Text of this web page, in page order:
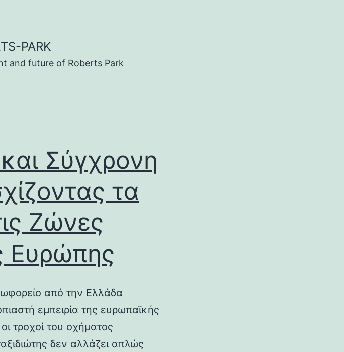
PARK
and future of Roberts Park
Σύγχρονη
τα
Ζώνες
Ευρώπης
από την Ελλάδα
εμπειρία της ευρωπαϊκής
τροχοί του οχήματος
δεν αλλάζει απλώς